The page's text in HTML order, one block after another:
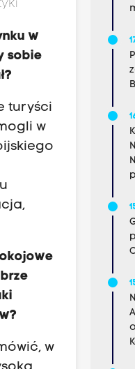
w
sobie
turyści
w
w